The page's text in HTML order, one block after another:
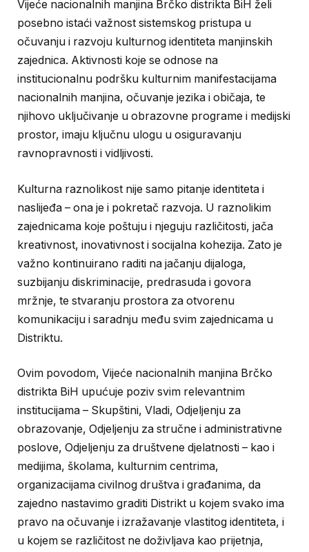
Vijeće nacionalnih manjina Brčko distrikta BiH želi
posebno istaći važnost sistemskog pristupa u
očuvanju i razvoju kulturnog identiteta manjinskih
zajednica. Aktivnosti koje se odnose na
institucionalnu podršku kulturnim manifestacijama
nacionalnih manjina, očuvanje jezika i običaja, te
njihovo uključivanje u obrazovne programe i medijski
prostor, imaju ključnu ulogu u osiguravanju
ravnopravnosti i vidljivosti.
Kulturna raznolikost nije samo pitanje identiteta i
naslijeđa – ona je i pokretač razvoja. U raznolikim
zajednicama koje poštuju i njeguju različitosti, jača
kreativnost, inovativnost i socijalna kohezija. Zato je
važno kontinuirano raditi na jačanju dijaloga,
suzbijanju diskriminacije, predrasuda i govora
mržnje, te stvaranju prostora za otvorenu
komunikaciju i saradnju među svim zajednicama u
Distriktu.
Ovim povodom, Vijeće nacionalnih manjina Brčko
distrikta BiH upućuje poziv svim relevantnim
institucijama – Skupštini, Vladi, Odjeljenju za
obrazovanje, Odjeljenju za stručne i administrativne
poslove, Odjeljenju za društvene djelatnosti – kao i
medijima, školama, kulturnim centrima,
organizacijama civilnog društva i građanima, da
zajedno nastavimo graditi Distrikt u kojem svako ima
pravo na očuvanje i izražavanje vlastitog identiteta, i
u kojem se različitost ne doživljava kao prijetnja,